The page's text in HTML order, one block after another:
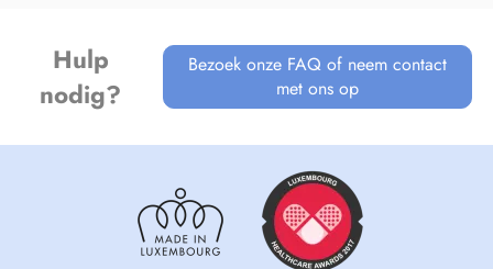
Hulp
nodig?
Bezoek onze FAQ of neem contact
met ons op